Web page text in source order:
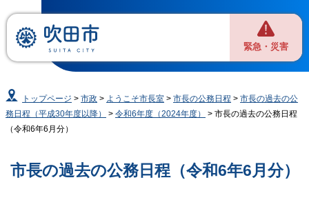
緊急・災害
トップページ >市政 > ようこそ市長室 >市長の公務日程 >市長の過去の公
務日程（平成30年度以降）
> 令和6年度（2024年度）
> 市長の過去の公務日程
（令和6年6月分）
市長の過去の公務日程（令和6年6月分）